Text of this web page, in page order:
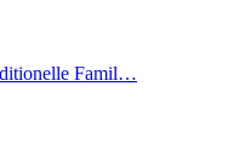
Famil…